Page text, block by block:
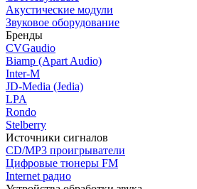
Акустические модули
Звуковое оборудование
Бренды
CVGaudio
Biamp (Apart Audio)
Inter-M
JD-Media (Jedia)
LPA
Rondo
Stelberry
Источники сигналов
CD/MP3 проигрыватели
Цифровые тюнеры FM
Internet радио